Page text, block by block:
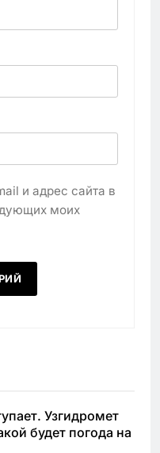
и адрес сайта в
моих
Узгидромет
будет погода на